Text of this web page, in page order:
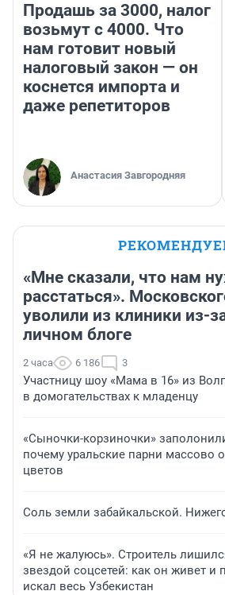
Продашь за 3000, налог
возьмут с 4000. Что
нам готовит новый
налоговый закон — он
коснется импорта и
даже репетиторов
Анастасия Завгородняя
«Мне сказали, что нам
расстаться».
уволили из клиники из-
личном блоге
2 часа 6 186 3
Участницу шоу «Мама в 16» из
в домогательствах к младенцу
«Сыночки-корзиночки»
почему уральские парни массово
цветов
Соль земли забайкальской.
«Я не жалуюсь». Строитель
звездой соцсетей: как он живет и
искал весь Узбекистан